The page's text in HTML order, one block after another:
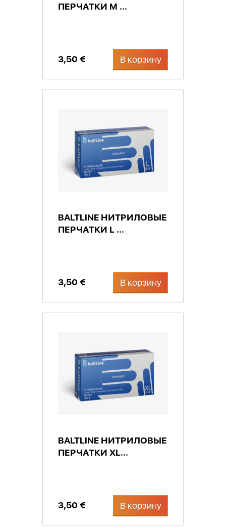
ПЕРЧАТКИ M ...
3,50 € В корзину
BALTLINE НИТРИЛОВЫЕ
ПЕРЧАТКИ L ...
3,50 € В корзину
BALTLINE НИТРИЛОВЫЕ
ПЕРЧАТКИ XL...
3,50 € В корзину